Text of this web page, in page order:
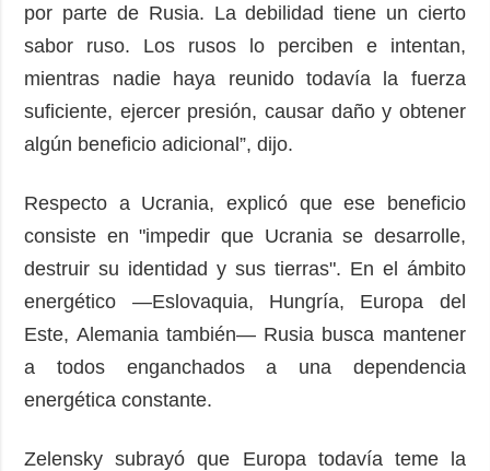
por parte de Rusia. La debilidad tiene un cierto
sabor ruso. Los rusos lo perciben e intentan,
mientras nadie haya reunido todavía la fuerza
suficiente, ejercer presión, causar daño y obtener
algún beneficio adicional”, dijo.
Respecto a Ucrania, explicó que ese beneficio
consiste en "impedir que Ucrania se desarrolle,
destruir su identidad y sus tierras". En el ámbito
energético —Eslovaquia, Hungría, Europa del
Este, Alemania también— Rusia busca mantener
a todos enganchados a una dependencia
energética constante.
Zelensky subrayó que Europa todavía teme la